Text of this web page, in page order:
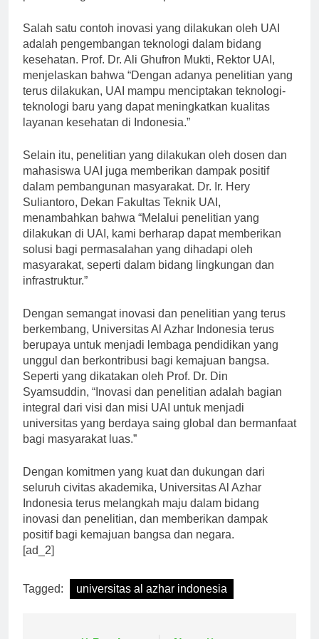
Salah satu contoh inovasi yang dilakukan oleh UAI
adalah pengembangan teknologi dalam bidang
kesehatan. Prof. Dr. Ali Ghufron Mukti, Rektor UAI,
menjelaskan bahwa “Dengan adanya penelitian yang
terus dilakukan, UAI mampu menciptakan teknologi-
teknologi baru yang dapat meningkatkan kualitas
Selain itu, penelitian yang dilakukan oleh dosen dan
mahasiswa UAI juga memberikan dampak positif
dalam pembangunan masyarakat. Dr. Ir. Hery
Suliantoro, Dekan Fakultas Teknik UAI,
menambahkan bahwa “Melalui penelitian yang
dilakukan di UAI, kami berharap dapat memberikan
solusi bagi permasalahan yang dihadapi oleh
masyarakat, seperti dalam bidang lingkungan dan
Dengan semangat inovasi dan penelitian yang terus
berkembang, Universitas Al Azhar Indonesia terus
berupaya untuk menjadi lembaga pendidikan yang
unggul dan berkontribusi bagi kemajuan bangsa.
Seperti yang dikatakan oleh Prof. Dr. Din
Syamsuddin, “Inovasi dan penelitian adalah bagian
integral dari visi dan misi UAI untuk menjadi
universitas yang berdaya saing global dan bermanfaat
Dengan komitmen yang kuat dan dukungan dari
seluruh civitas akademika, Universitas Al Azhar
Indonesia terus melangkah maju dalam bidang
inovasi dan penelitian, dan memberikan dampak
positif bagi kemajuan bangsa dan negara.
universitas al azhar indonesia